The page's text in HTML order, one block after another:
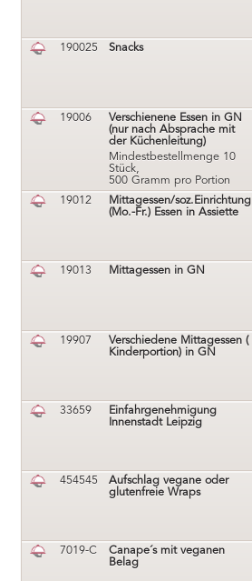
190025 Snacks
19006
Verschienene Essen in GN
(nur nach Absprache mit
der Küchenleitung)
Mindestbestellmenge 10
Stück,
500 Gramm pro Portion
19012
Mittagessen/soz.Einrichtung
(Mo.-Fr.) Essen in Assiette
19013 Mittagessen in GN
19907
Verschiedene Mittagessen (
Kinderportion) in GN
33659
Einfahrgenehmigung
Innenstadt Leipzig
454545
Aufschlag vegane oder
glutenfreie Wraps
7019-C
Canape´s mit veganen
Belag